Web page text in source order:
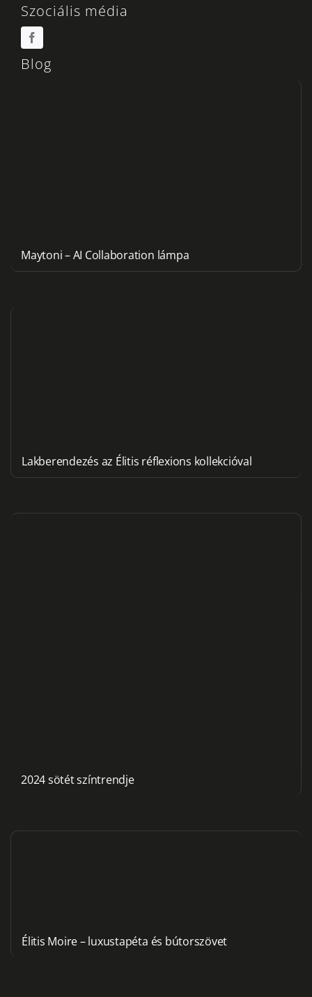
Szociális média
Blog
Maytoni – AI Collaboration lámpa
Lakberendezés az Élitis réflexions kollekcióval
2024 sötét színtrendje
Élitis Moire – luxustapéta és bútorszövet